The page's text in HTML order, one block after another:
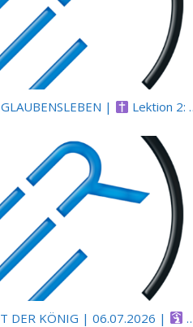
| Lektion 2: Die Botschaft vom Kreuz |
DER KÖNIG | 06.07.2026 |